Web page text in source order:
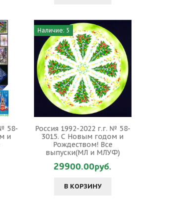
58-
и
Наличие: 5
Россия 1992-2022 г.г. № 58-
3015. С Новым годом и
Рождеством! Все
выпуски(МЛ и МЛУФ)
29900.00руб.
В КОРЗИНУ